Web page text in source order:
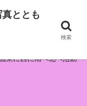
ともに！
東に西に南へ北へ活動
ととも
検索